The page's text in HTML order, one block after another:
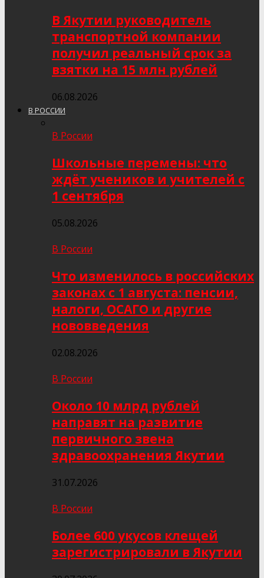
В Якутии руководитель
транспортной компании
получил реальный срок за
взятки на 15 млн рублей
06.08.2026
В РОССИИ
В России
Школьные перемены: что
ждёт учеников и учителей с
1 сентября
05.08.2026
В России
Что изменилось в российских
законах с 1 августа: пенсии,
налоги, ОСАГО и другие
нововведения
02.08.2026
В России
Около 10 млрд рублей
направят на развитие
первичного звена
здравоохранения Якутии
31.07.2026
В России
Более 600 укусов клещей
зарегистрировали в Якутии